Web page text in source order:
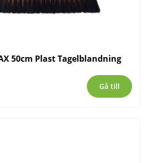
50cm Plast Tagelblandning
Gå till